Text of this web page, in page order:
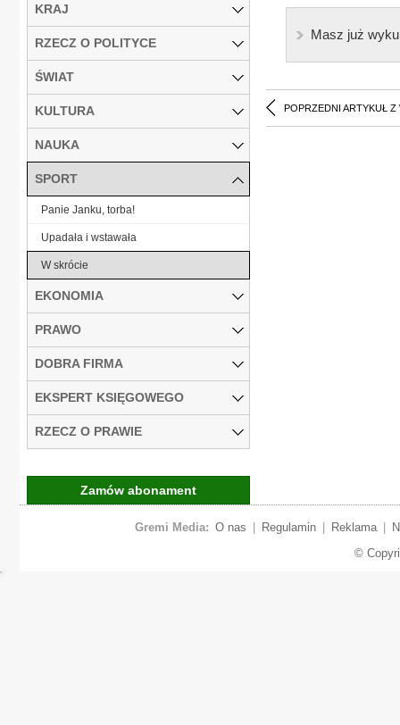
Masz już
POPRZEDNI ARTYKUŁ Z
KRAJ
RZECZ O POLITYCE
ŚWIAT
KULTURA
NAUKA
SPORT
Panie Janku, torba!
Upadała i wstawała
W skrócie
EKONOMIA
PRAWO
DOBRA FIRMA
EKSPERT KSIĘGOWEGO
RZECZ O PRAWIE
Zamów abonament
Gremi Media: O nas Regulamin Reklama
©